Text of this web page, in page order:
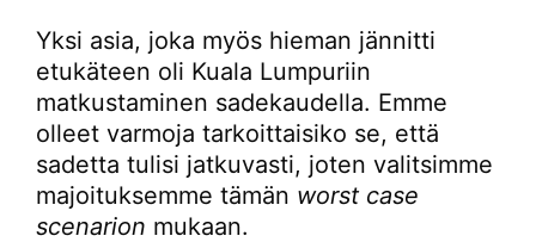
Yksi asia, joka myös hieman jännitti
etukäteen oli Kuala Lumpuriin
matkustaminen sadekaudella. Emme
olleet varmoja tarkoittaisiko se, että
sadetta tulisi jatkuvasti, joten valitsimme
majoituksemme tämän worst case
scenarion mukaan.